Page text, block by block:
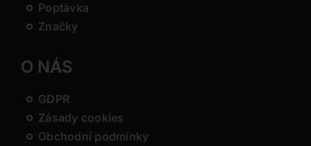
Poptávka
Značky
O NÁS
GDPR
Zásady cookies
Obchodní podmínky